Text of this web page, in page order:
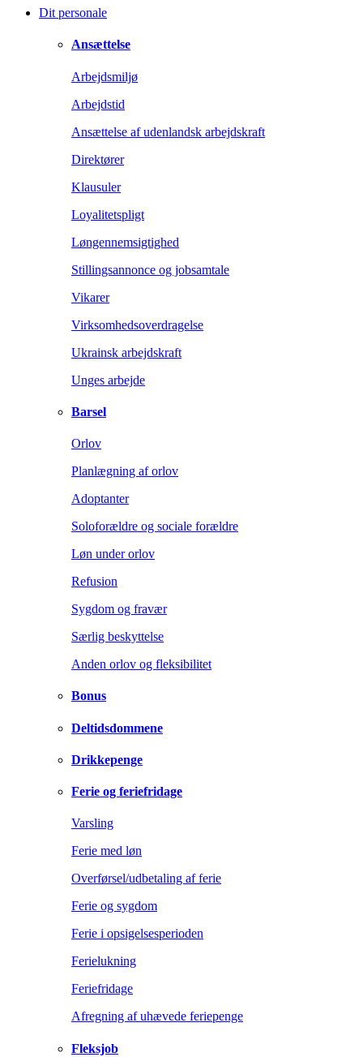
Dit personale
Ansættelse
Arbejdsmiljø
Arbejdstid
Ansættelse af udenlandsk arbejdskraft
Direktører
Klausuler
Loyalitetspligt
Løngennemsigtighed
Stillingsannonce og jobsamtale
Vikarer
Virksomhedsoverdragelse
Ukrainsk arbejdskraft
Unges arbejde
Barsel
Orlov
Planlægning af orlov
Adoptanter
Soloforældre og sociale forældre
Løn under orlov
Refusion
Sygdom og fravær
Særlig beskyttelse
Anden orlov og fleksibilitet
Bonus
Deltidsdommene
Drikkepenge
Ferie og feriefridage
Varsling
Ferie med løn
Overførsel/udbetaling af ferie
Ferie og sygdom
Ferie i opsigelsesperioden
Ferielukning
Feriefridage
Afregning af uhævede feriepenge
Fleksjob